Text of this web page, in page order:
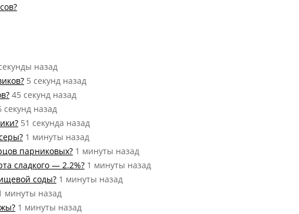
назад
5 секунд назад
45 секунд назад
секунд назад
51 секунда назад
1 минуты назад
парниковых? 1 минуты назад
сладкого — 2.2%? 1 минуты назад
соды? 1 минуты назад
минуты назад
1 минуты назад